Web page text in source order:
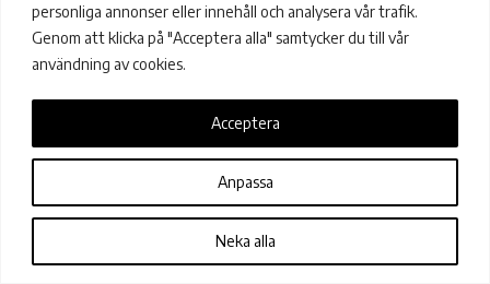
personliga annonser eller innehåll och analysera vår trafik.
Genom att klicka på "Acceptera alla" samtycker du till vår
användning av cookies.
Anpassa
Neka alla
Acceptera
Färögatan 33, 16451 Kista
+46 (0)8 13 13 37 |